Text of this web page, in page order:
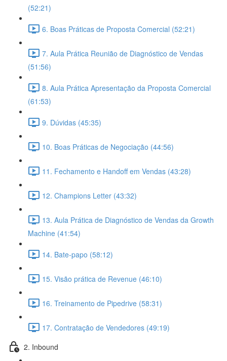
(52:21)
6. Boas Práticas de Proposta Comercial (52:21)
7. Aula Prática Reunião de Diagnóstico de Vendas
(51:56)
8. Aula Prática Apresentação da Proposta Comercial
(61:53)
9. Dúvidas (45:35)
10. Boas Práticas de Negociação (44:56)
11. Fechamento e Handoff em Vendas (43:28)
12. Champions Letter (43:32)
13. Aula Prática de Diagnóstico de Vendas da Growth
Machine (41:54)
14. Bate-papo (58:12)
15. Visão prática de Revenue (46:10)
16. Treinamento de Pipedrive (58:31)
17. Contratação de Vendedores (49:19)
2. Inbound